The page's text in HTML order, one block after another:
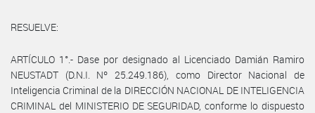
RESUELVE:
ARTÍCULO 1°.- Dase por designado al Licenciado Damián Ramiro
NEUSTADT (D.N.I. Nº 25.249.186), como Director Nacional de
Inteligencia Criminal de la DIRECCIÓN NACIONAL DE INTELIGENCIA
CRIMINAL del MINISTERIO DE SEGURIDAD, conforme lo dispuesto